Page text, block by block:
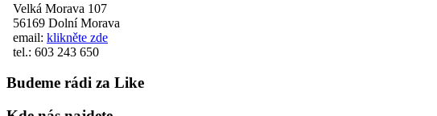
Velká Morava 107
56169 Dolní Morava
email: klikněte zde
tel.: 603 243 650
Budeme rádi za Like